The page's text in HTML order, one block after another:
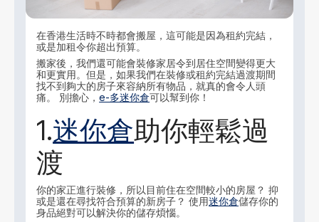
在香港生活時不時都會搬屋，這可能是因為租約完結，
或是加租令你超出預算。
搬家後，我們還可能會裝修家居令到居住空間變得更大
和更實用。但是，如果我們在裝修或租約完結過渡期間
找不到夠大的房子來容納所有物品，就真的會令人頭
痛。 別擔心，e-多迷你倉可以幫到你！
1.迷你倉助你輕鬆過
渡
你的家正進行裝修，所以目前住在空間較小的房屋？ 抑
或是還在尋找符合預算的新房子？ 使用迷你倉儲存你的
身品絕對可以解決你的儲存煩惱。